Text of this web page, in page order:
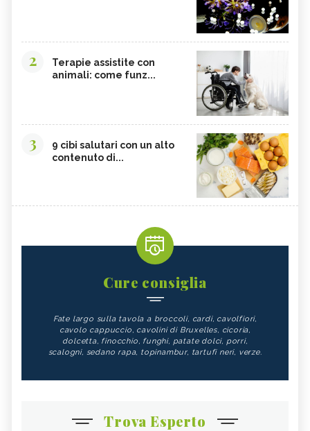
2
Terapie assistite con
animali: come funz...
3
9 cibi salutari con un alto
contenuto di...
Cure consiglia
Fate largo sulla tavola a broccoli, cardi, cavolfiori,
cavolo cappuccio, cavolini di Bruxelles, cicoria,
dolcetta, finocchio, funghi, patate dolci, porri,
scalogni, sedano rapa, topinambur, tartufi neri, verze.
Trova Esperto